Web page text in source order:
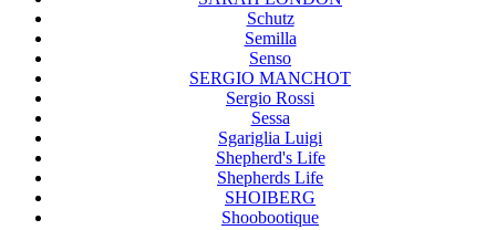
Schutz
Semilla
Senso
SERGIO MANCHOT
Sergio Rossi
Sessa
Sgariglia Luigi
Shepherd's Life
Shepherds Life
SHOIBERG
Shoobootique